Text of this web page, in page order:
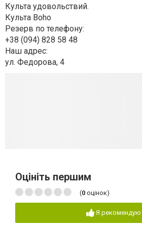
Культа удовольствий.
Культа Boho ⠀
Резерв по телефону:
+38 (094) 828 58 48
Наш адрес:
ул. Федорова, 4
Оцініть першим
(0 оцінок)
Я рекомендую